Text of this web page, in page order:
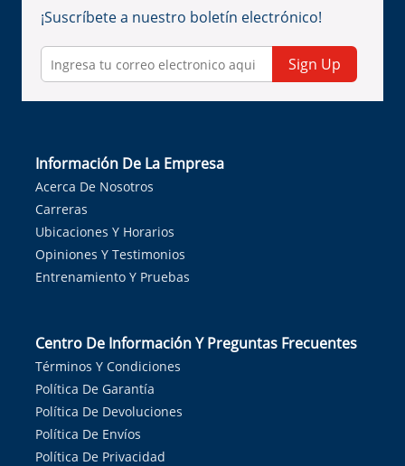
¡Suscríbete a nuestro boletín electrónico!
Sign Up
Información De La Empresa
Acerca De Nosotros
Carreras
Ubicaciones Y Horarios
Opiniones Y Testimonios
Entrenamiento Y Pruebas
Centro De Información Y Preguntas Frecuentes
Términos Y Condiciones
Política De Garantía
Política De Devoluciones
Política De Envíos
Política De Privacidad